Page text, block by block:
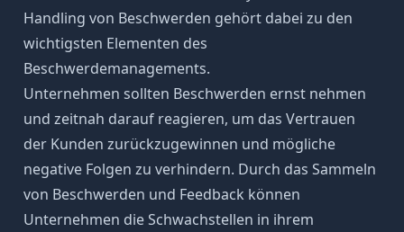
Handling von Beschwerden gehört dabei zu den
wichtigsten Elementen des
Beschwerdemanagements.
Unternehmen sollten Beschwerden ernst nehmen
und zeitnah darauf reagieren, um das Vertrauen
der Kunden zurückzugewinnen und mögliche
negative Folgen zu verhindern. Durch das Sammeln
von Beschwerden und Feedback können
Unternehmen die Schwachstellen in ihrem